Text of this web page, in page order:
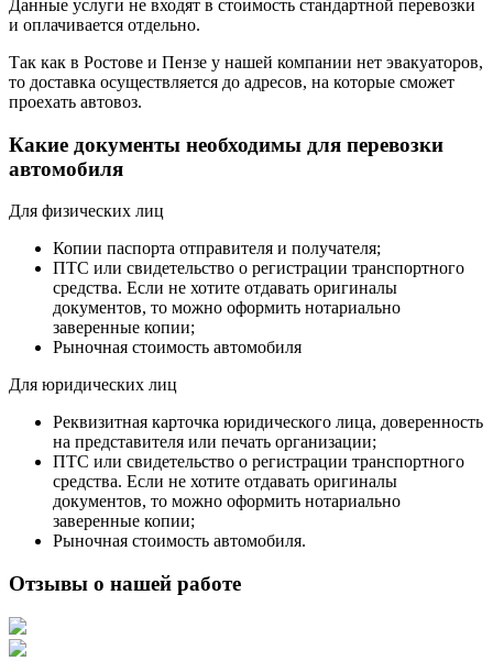
Данные услуги не входят в стоимость стандартной перевозки
и оплачивается отдельно.
Так как в Ростове и Пензе у нашей компании нет эвакуаторов,
то доставка осуществляется до адресов, на которые сможет
проехать автовоз.
Какие документы необходимы для перевозки
автомобиля
Для физических лиц
Копии паспорта отправителя и получателя;
ПТС или свидетельство о регистрации транспортного
средства. Если не хотите отдавать оригиналы
документов, то можно оформить нотариально
заверенные копии;
Рыночная стоимость автомобиля
Для юридических лиц
Реквизитная карточка юридического лица, доверенность
на представителя или печать организации;
ПТС или свидетельство о регистрации транспортного
средства. Если не хотите отдавать оригиналы
документов, то можно оформить нотариально
заверенные копии;
Рыночная стоимость автомобиля.
Отзывы о нашей работе